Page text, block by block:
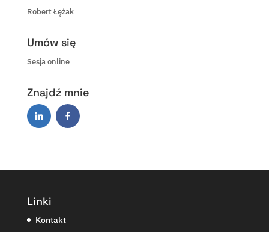
Robert Łężak
Umów się
Sesja online
Znajdź mnie
Linki
Kontakt